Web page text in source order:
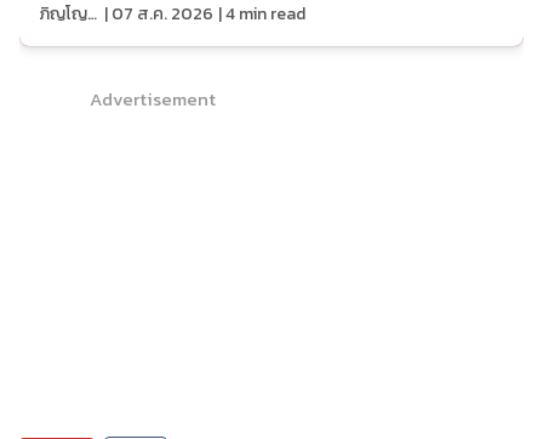
ภิญโญ ส่องแสง |07 ส.ค. 2026 |4min read
Advertisement